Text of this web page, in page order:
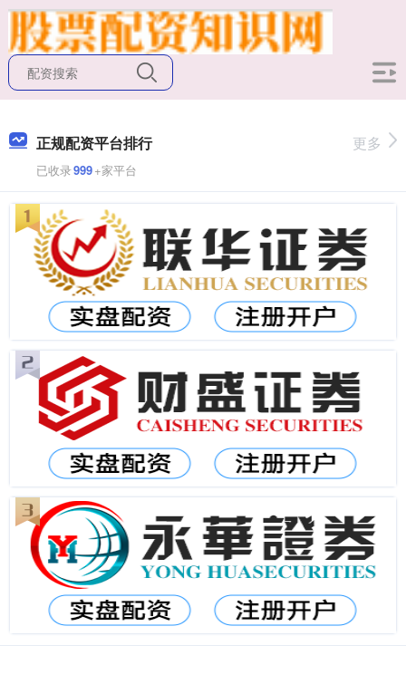
正规配资平台排行
已收录999+家平台
更多